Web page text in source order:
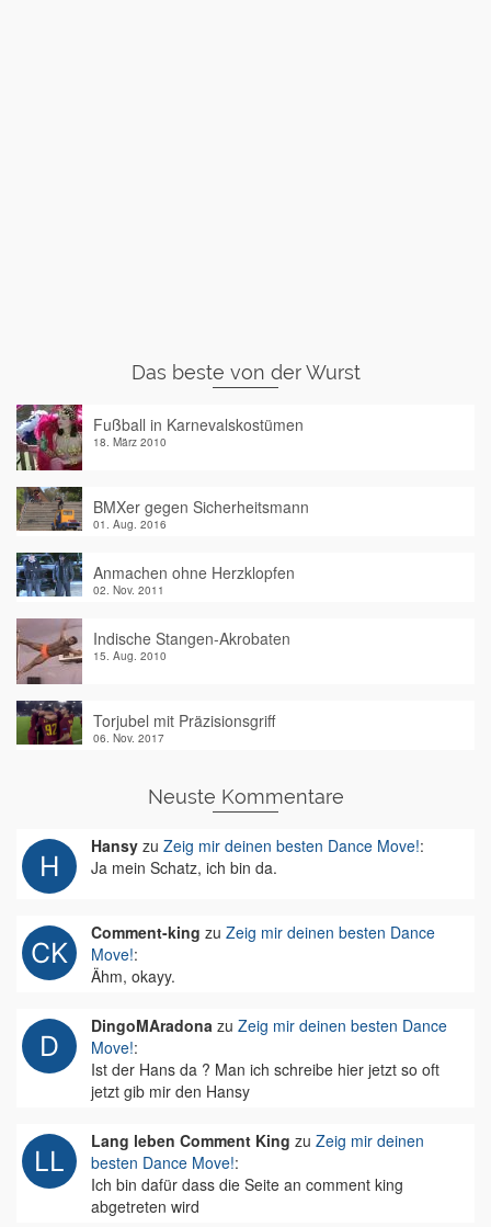
Das beste von der Wurst
Fußball in Karnevalskostümen
18. März 2010
BMXer gegen Sicherheitsmann
01. Aug. 2016
Anmachen ohne Herzklopfen
02. Nov. 2011
Indische Stangen-Akrobaten
15. Aug. 2010
Torjubel mit Präzisionsgriff
06. Nov. 2017
Neuste Kommentare
Hansy zu Zeig mir deinen besten Dance Move!:
Ja mein Schatz, ich bin da.
Comment-king zu Zeig mir deinen besten Dance
Move!:
Ähm, okayy.
DingoMAradona zu Zeig mir deinen besten Dance
Move!:
Ist der Hans da ? Man ich schreibe hier jetzt so oft
jetzt gib mir den Hansy
Lang leben Comment King zu Zeig mir deinen
besten Dance Move!:
Ich bin dafür dass die Seite an comment king
abgetreten wird